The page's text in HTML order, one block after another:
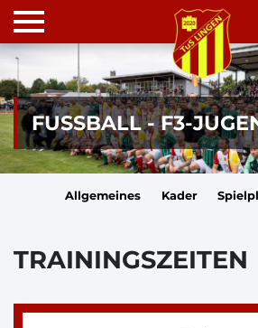
FUSSBALL - F3-
Allgemeines Kader
TRAININGSZEITEN